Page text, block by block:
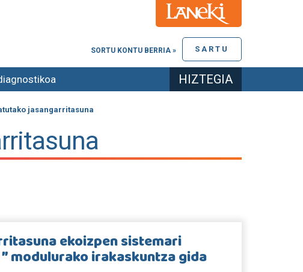
SARTU
SORTU KONTU BERRIA »
HIZTEGIA
jasangarritasuna
ekoizpen sistemari
modulurako irakaskuntza gida